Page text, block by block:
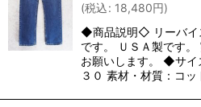
(税込: 18,480円)
◆商品説明◇ リーバイ
です。 ＵＳＡ製です。
お願いします。 ◆サ
３０ 素材・材質：コ